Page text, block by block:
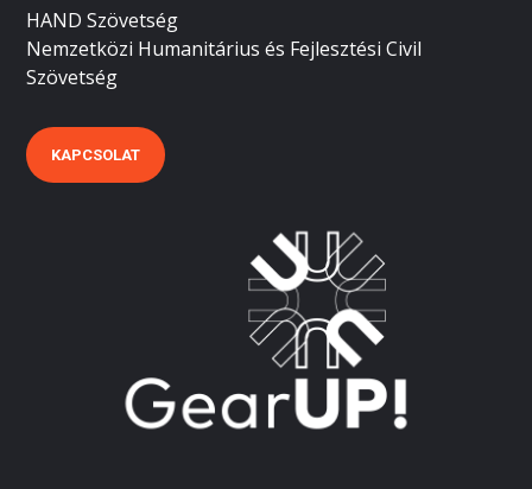
HAND Szövetség
Nemzetközi Humanitárius és Fejlesztési Civil
Szövetség
KAPCSOLAT